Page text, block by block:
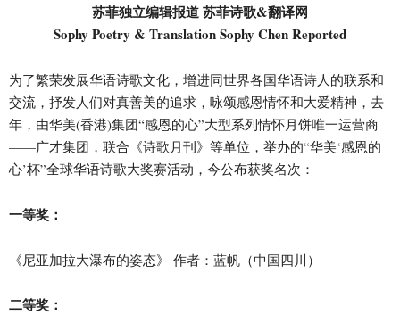
苏菲独立编辑报道 苏菲诗歌&翻译网
Sophy Poetry & Translation Sophy Chen Reported
为了繁荣发展华语诗歌文化，增进同世界各国华语诗人的联系和
交流，抒发人们对真善美的追求，咏颂感恩情怀和大爱精神，去
年，由华美(香港)集团“感恩的心”大型系列情怀月饼唯一运营商
——广才集团，联合《诗歌月刊》等单位，举办的“华美‘感恩的
心’杯”全球华语诗歌大奖赛活动，今公布获奖名次：
一等奖：
《尼亚加拉大瀑布的姿态》 作者：蓝帆（中国四川）
二等奖：